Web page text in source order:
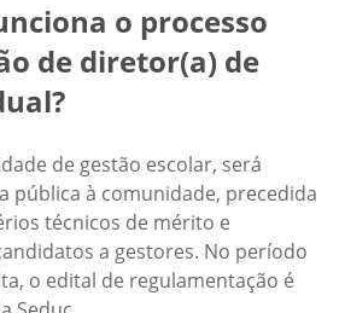
o processo
de diretor(a) de
de gestão escolar, será
pública à comunidade, precedida
técnicos de mérito e
a gestores. No período
o edital de regulamentação é